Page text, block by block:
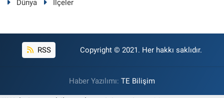
Dünya
İlçeler
RSS Copyright © 2021. Her hakkı saklıdır.
Haber Yazılımı: TE Bilişim